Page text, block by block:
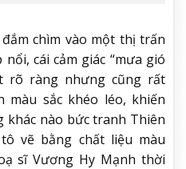
chìm vào một thị trấn
cái cảm giác “mưa gió
rõ ràng nhưng cũng rất
sắc khéo léo, khiến
khác nào bức tranh Thiên
vẽ bằng chất liệu màu
sĩ Vương Hy Mạnh thời